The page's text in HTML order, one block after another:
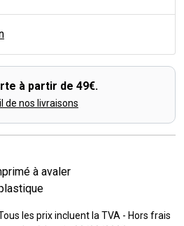
à partir de 49€.
de nos livraisons
à avaler
les prix incluent la TVA - Hors frais